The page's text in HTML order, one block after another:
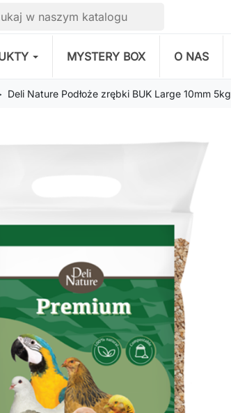
MYSTERY BOX O NAS
Deli Nature Podłoże zrębki BUK Large 10mm 5kg